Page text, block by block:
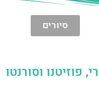
סיורים